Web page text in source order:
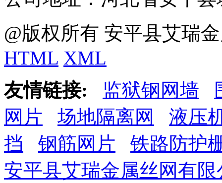
@版权所有 安平县艾瑞
HTML XML
友情链接:
监狱钢网墙
网片
场地隔离网
液压
挡
钢筋网片
铁路防护
安平县艾瑞金属丝网有限